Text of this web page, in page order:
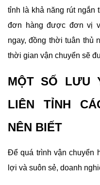
tỉnh là khả năng rút ngắn
đơn hàng được đơn vị
ngay, đồng thời tuân thủ
thời gian vận chuyển sẽ
MỘT SỐ LƯU
LIÊN TỈNH
NÊN BIẾT
Để quá trình vận chuyển
lợi và suôn sẻ, doanh